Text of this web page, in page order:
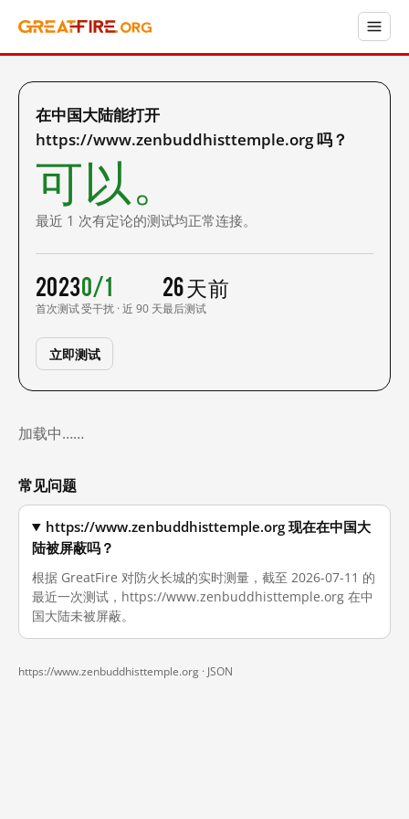
在中国大陆能打开
https://www.zenbuddhisttemple.org 吗？
可以。
最近 1 次有定论的测试均正常连接。
2023
首次测试
0/1
受干扰 · 近 90 天
26 天前
最后测试
立即测试
加载中……
常见问题
https://www.zenbuddhisttemple.org 现在在中国大
陆被屏蔽吗？
根据 GreatFire 对防火长城的实时测量，截至 2026-07-11 的
最近一次测试，https://www.zenbuddhisttemple.org 在中
国大陆未被屏蔽。
https://www.zenbuddhisttemple.org · JSON